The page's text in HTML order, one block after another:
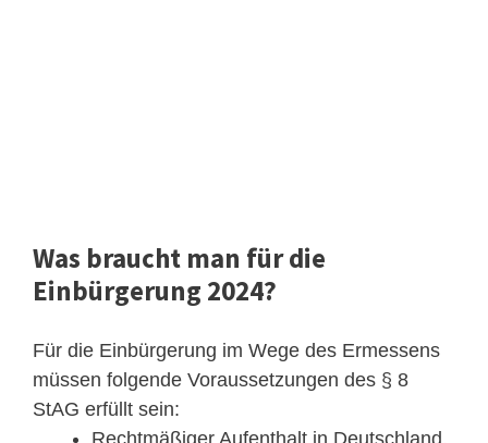
Was braucht man für die
Einbürgerung 2024?
Für die Einbürgerung im Wege des Ermessens
müssen folgende Voraussetzungen des § 8
StAG erfüllt sein: